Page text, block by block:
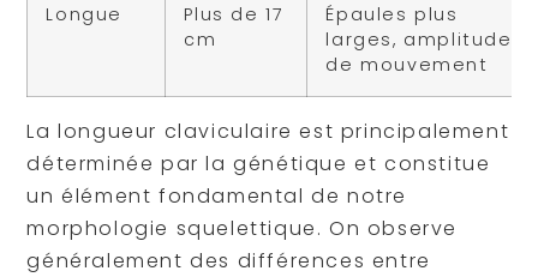
Longue
Plus de 17
cm
Épaules plus
larges, amplitude
de mouvement
La longueur claviculaire est principalement
déterminée par la génétique et constitue
un élément fondamental de notre
morphologie squelettique. On observe
généralement des différences entre